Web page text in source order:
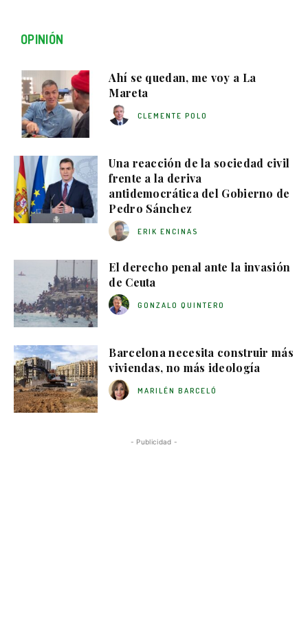
OPINIÓN
Ahí se quedan, me voy a La
Mareta
CLEMENTE POLO
Una reacción de la sociedad civil
frente a la deriva
antidemocrática del Gobierno de
Pedro Sánchez
ERIK ENCINAS
El derecho penal ante la invasión
de Ceuta
GONZALO QUINTERO
Barcelona necesita construir más
viviendas, no más ideología
MARILÉN BARCELÓ
- Publicidad -